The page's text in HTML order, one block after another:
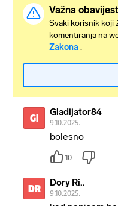
Važna
Svaki korisnik koji
komentiranja na
Zakona .
Gl Gladijator84
9.10.2025.
bolesno
10
DR Dory Ri..
9.10.2025.